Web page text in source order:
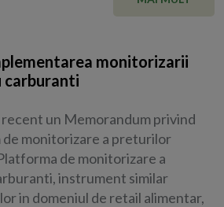
monitorizarii
un Memorandum privind
de monitorizare a preturilor
de monitorizare a
instrument similar
in domeniul de retail alimentar,